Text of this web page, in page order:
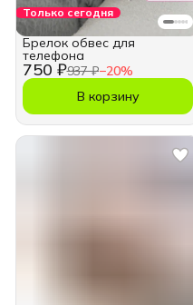
Только сегодня
750 ₽937 ₽−20%
Брелок обвес для
телефона
В корзину